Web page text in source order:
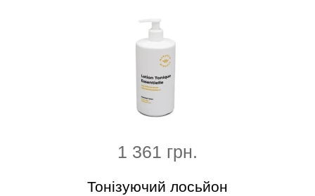
1 361 грн.
Тонізуючий лосьйон